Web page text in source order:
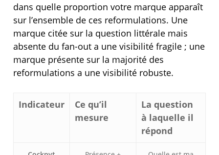
dans quelle proportion votre marque apparaît
sur l’ensemble de ces reformulations. Une
marque citée sur la question littérale mais
absente du fan-out a une visibilité fragile ; une
marque présente sur la majorité des
reformulations a une visibilité robuste.
Indicateur
Ce qu’il
mesure
La question
à laquelle il
répond